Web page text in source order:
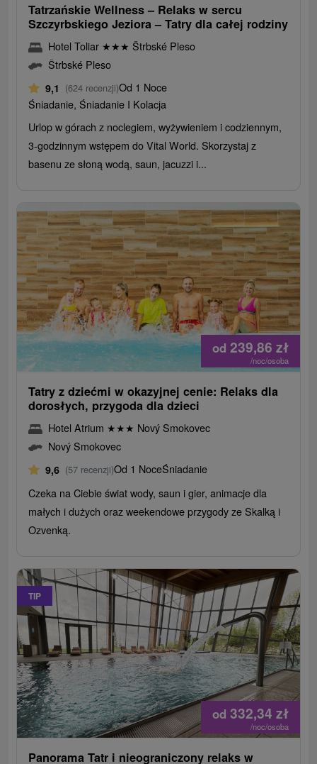
Tatrzańskie Wellness – Relaks w sercu
Szczyrbskiego Jeziora – Tatry dla całej rodziny
Hotel Toliar ★★★ Štrbské Pleso
Štrbské Pleso
9,1 (624 recenzji)Od 1 Noce
Śniadanie, Śniadanie I Kolacja
Urlop w górach z noclegiem, wyżywieniem i codziennym,
3-godzinnym wstępem do Vital World. Skorzystaj z
basenu ze słoną wodą, saun, jacuzzi i...
od 239,86 zł
/noc/osoba
Tatry z dziećmi w okazyjnej cenie: Relaks dla
dorosłych, przygoda dla dzieci
Hotel Atrium ★★★ Nový Smokovec
Nový Smokovec
9,6 (57 recenzji)Od 1 NoceŚniadanie
Czeka na Ciebie świat wody, saun i gier, animacje dla
małych i dużych oraz weekendowe przygody ze Skalką i
Ozvenką.
TIP
od 332,34 zł
/noc/osoba
Panorama Tatr i nieograniczony relaks w